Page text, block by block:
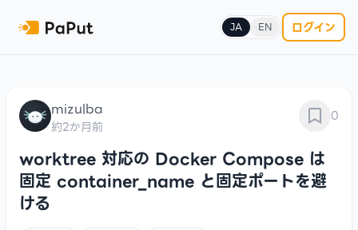
JA EN ログイン
mizulba
約2か月前
0
worktree 対応の Docker Compose は
固定 container_name と固定ポートを避
ける